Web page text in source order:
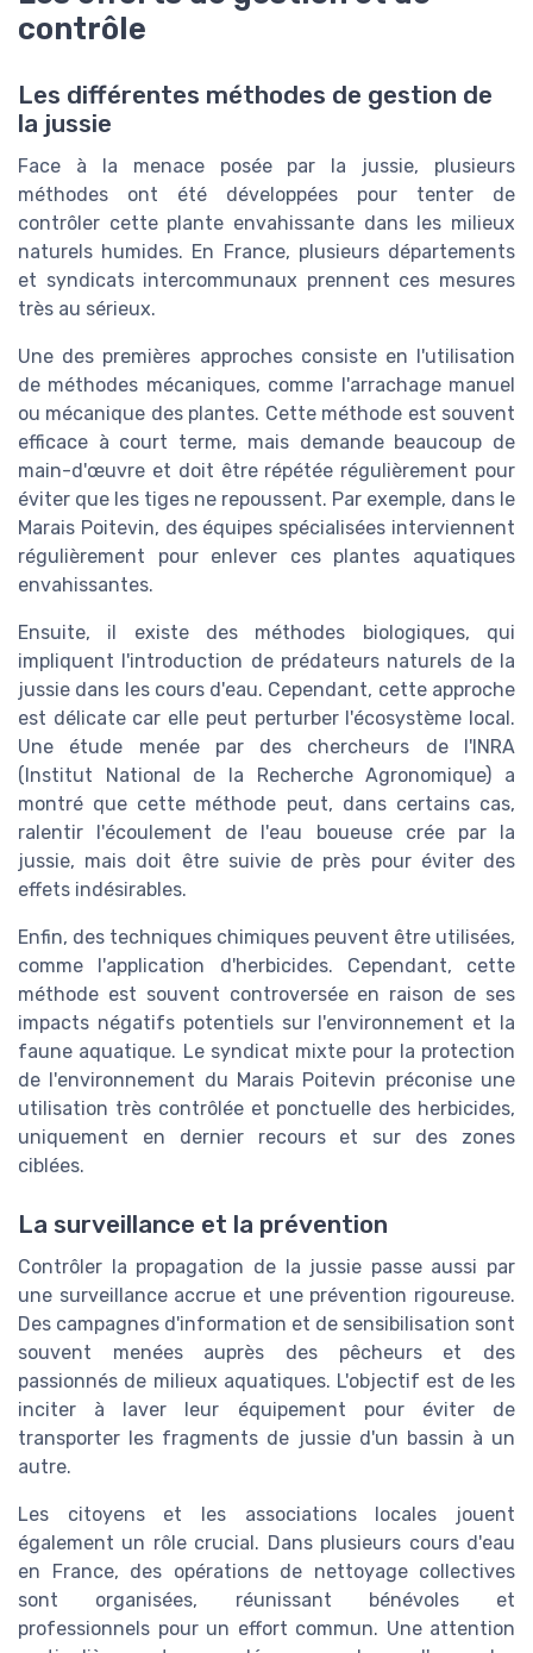
contrôle
Les différentes méthodes de gestion de
la jussie
Face à la menace posée par la jussie, plusieurs
méthodes ont été développées pour tenter de
contrôler cette plante envahissante dans les milieux
naturels humides. En France, plusieurs départements
et syndicats intercommunaux prennent ces mesures
très au sérieux.
Une des premières approches consiste en l'utilisation
de méthodes mécaniques, comme l'arrachage manuel
ou mécanique des plantes. Cette méthode est souvent
efficace à court terme, mais demande beaucoup de
main-d'œuvre et doit être répétée régulièrement pour
éviter que les tiges ne repoussent. Par exemple, dans le
Marais Poitevin, des équipes spécialisées interviennent
régulièrement pour enlever ces plantes aquatiques
envahissantes.
Ensuite, il existe des méthodes biologiques, qui
impliquent l'introduction de prédateurs naturels de la
jussie dans les cours d'eau. Cependant, cette approche
est délicate car elle peut perturber l'écosystème local.
Une étude menée par des chercheurs de l'INRA
(Institut National de la Recherche Agronomique) a
montré que cette méthode peut, dans certains cas,
ralentir l'écoulement de l'eau boueuse crée par la
jussie, mais doit être suivie de près pour éviter des
effets indésirables.
Enfin, des techniques chimiques peuvent être utilisées,
comme l'application d'herbicides. Cependant, cette
méthode est souvent controversée en raison de ses
impacts négatifs potentiels sur l'environnement et la
faune aquatique. Le syndicat mixte pour la protection
de l'environnement du Marais Poitevin préconise une
utilisation très contrôlée et ponctuelle des herbicides,
uniquement en dernier recours et sur des zones
ciblées.
La surveillance et la prévention
Contrôler la propagation de la jussie passe aussi par
une surveillance accrue et une prévention rigoureuse.
Des campagnes d'information et de sensibilisation sont
souvent menées auprès des pêcheurs et des
passionnés de milieux aquatiques. L'objectif est de les
inciter à laver leur équipement pour éviter de
transporter les fragments de jussie d'un bassin à un
autre.
Les citoyens et les associations locales jouent
également un rôle crucial. Dans plusieurs cours d'eau
en France, des opérations de nettoyage collectives
sont organisées, réunissant bénévoles et
professionnels pour un effort commun. Une attention